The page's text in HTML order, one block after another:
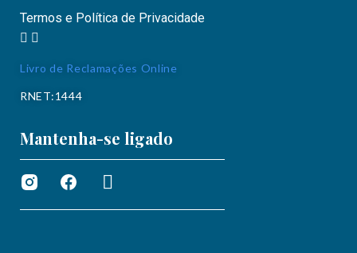
Termos e Política de Privacidade
Livro de Reclamações Online
RNET:1444
Mantenha-se ligado